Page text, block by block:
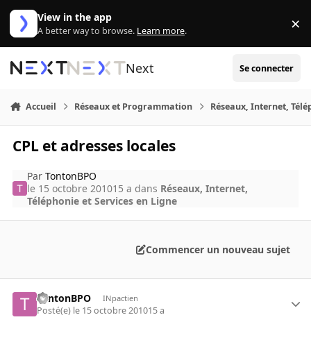
Aller au contenu
View in the app
A better way to browse. Learn more. ×
Next Se connecter
Accueil Réseaux et Programmation Réseaux, Internet,
CPL et adresses locales
ParTontonBPO
le 15 octobre 201015 a dans Réseaux, Internet,
Téléphonie et Services en Ligne
Commencer un nouveau sujet
TontonBPO INpactien
Posté(e) le 15 octobre 201015 a